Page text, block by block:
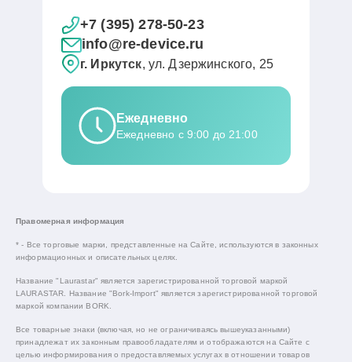
+7 (395) 278-50-23
info@re-device.ru
г. Иркутск, ул. Дзержинского, 25
Ежедневно
Ежедневно с 9:00 до 21:00
Правомерная информация
* - Все торговые марки, представленные на Сайте, используются в законных
информационных и описательных целях.
Название "Laurastar" является зарегистрированной торговой маркой
LAURASTAR. Название "Bork-Import" является зарегистрированной торговой
маркой компании BORK.
Все товарные знаки (включая, но не ограничиваясь вышеуказанными)
принадлежат их законным правообладателям и отображаются на Сайте с
целью информирования о предоставляемых услугах в отношении товаров